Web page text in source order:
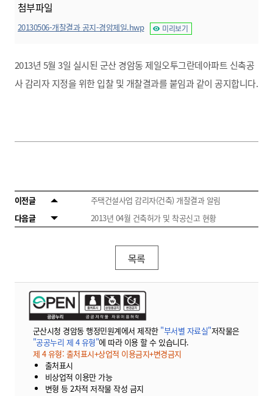
첨부파일
20130506-개찰결과 공지-경암제일.hwp 미리보기
2013년 5월 3일 실시된 군산 경암동 제일오투그란데아파트 신축공
사 감리자 지정을 위한 입찰 및 개찰결과를 붙임과 같이 공지합니다.
이전글
주택건설사업 감리자(건축) 개찰결과 알림
다음글
2013년 04월 건축허가 및 착공신고 현황
목록
군산시청 경암동 행정민원계에서 제작한 "부서별 자료실"저작물은
"공공누리 제 4 유형"에 따라 이용 할 수 있습니다.
제 4 유형: 출처표시+상업적 이용금지+변경금지
출처표시
비상업적 이용만 가능
변형 등 2차적 저작물 작성 금지